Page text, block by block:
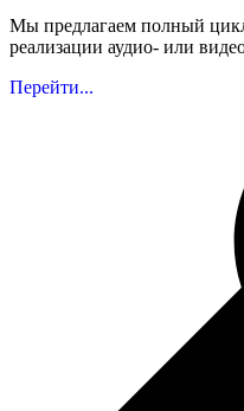
Мы предлагаем полный
реализации аудио- или
Перейти...